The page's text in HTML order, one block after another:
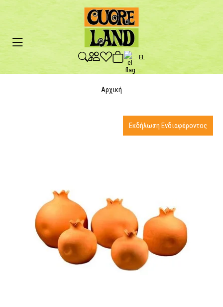
EL
Αρχική
Εκδήλωση Ενδιαφέροντος